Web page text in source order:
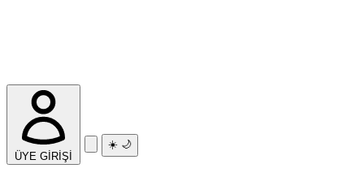
ÜYE GİRİŞİ
☀️ 🌙